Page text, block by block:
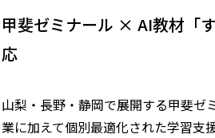
甲斐ゼミナール × AI教材「
応
山梨・長野・静岡で展開する甲斐ゼ
業に加えて個別最適化された学習支